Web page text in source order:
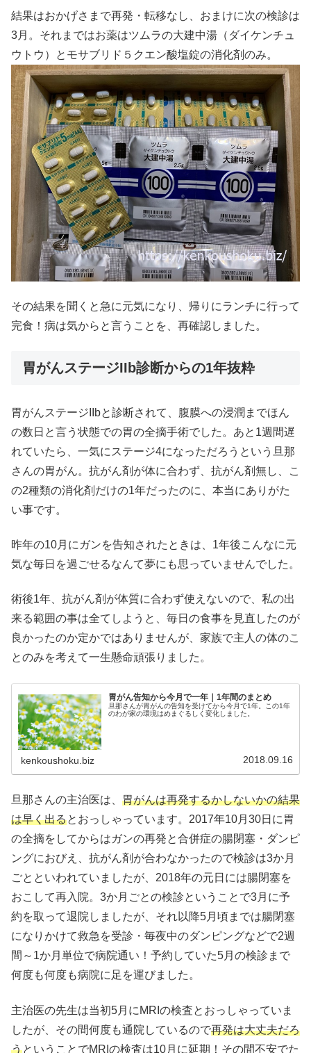
結果はおかげさまで再発・転移なし、おまけに次の検診は
3月。それまではお薬はツムラの大建中湯（ダイケンチュ
ウトウ）とモサブリド５クエン酸塩錠の消化剤のみ。
その結果を聞くと急に元気になり、帰りにランチに行って
完食！病は気からと言うことを、再確認しました。
胃がんステージIIb診断からの1年抜粋
胃がんステージIIbと診断されて、腹膜への浸潤までほん
の数日と言う状態での胃の全摘手術でした。あと1週間遅
れていたら、一気にステージ4になっただろうという旦那
さんの胃がん。抗がん剤が体に合わず、抗がん剤無し、こ
の2種類の消化剤だけの1年だったのに、本当にありがた
い事です。
昨年の10月にガンを告知されたときは、1年後こんなに元
気な毎日を過ごせるなんて夢にも思っていませんでした。
術後1年、抗がん剤が体質に合わず使えないので、私の出
来る範囲の事は全てしようと、毎日の食事を見直したのが
良かったのか定かではありませんが、家族で主人の体のこ
とのみを考えて一生懸命頑張りました。
胃がん告知から今月で一年｜1年間のまとめ
旦那さんが胃がんの告知を受けてから今月で1年。この1年
のわが家の環境はめまぐるしく変化しました。
kenkoushoku.biz 2018.09.16
旦那さんの主治医は、 胃がんは再発するかしないかの結果
は早く出るとおっしゃっています。2017年10月30日に胃
の全摘をしてからはガンの再発と合併症の腸閉塞・ダンピ
ングにおびえ、抗がん剤が合わなかったので検診は3か月
ごとといわれていましたが、2018年の元日には腸閉塞を
おこして再入院。3か月ごとの検診ということで3月に予
約を取って退院しましたが、それ以降5月頃までは腸閉塞
になりかけて救急を受診・毎夜中のダンピングなどで2週
間～1か月単位で病院通い！予約していた5月の検診まで
何度も何度も病院に足を運びました。
主治医の先生は当初5月にMRIの検査とおっしゃっていま
したが、その間何度も通院しているので再発は大丈夫だろ
うということでMRIの検査は10月に延期！その間不安でた